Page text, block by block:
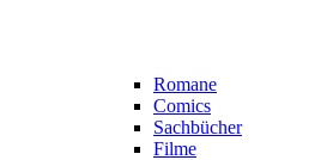
Romane
Comics
Sachbücher
Filme